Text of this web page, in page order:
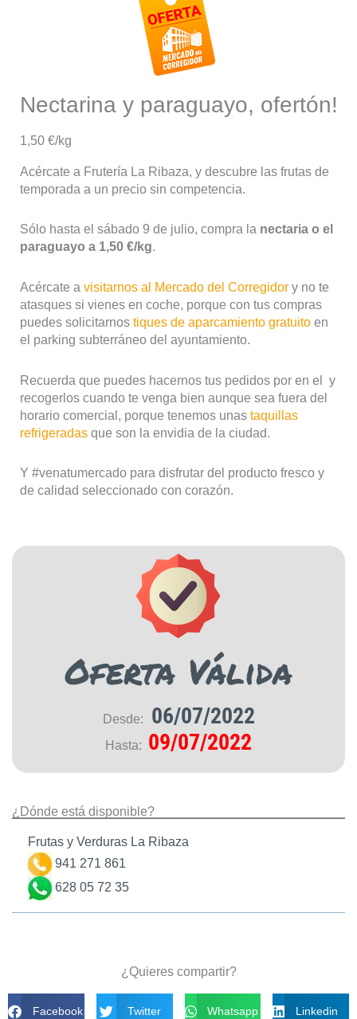
Nectarina y paraguayo, ofertón!
1,50 €/kg
Acércate a Frutería La Ribaza, y descubre las frutas de
temporada a un precio sin competencia.
Sólo hasta el sábado 9 de julio, compra la nectaria o el
paraguayo a 1,50 €/kg.
Acércate a visitarnos al Mercado del Corregidor y no te
atasques si vienes en coche, porque con tus compras
puedes solicitarnos tiques de aparcamiento gratuito en
el parking subterráneo del ayuntamiento.
Recuerda que puedes hacernos tus pedidos por en el y
recogerlos cuando te venga bien aunque sea fuera del
horario comercial, porque tenemos unas taquillas
refrigeradas que son la envidia de la ciudad.
Y #venatumercado para disfrutar del producto fresco y
de calidad seleccionado con corazón.
Oferta Válida
Desde: 06/07/2022
Hasta: 09/07/2022
¿Dónde está disponible?
Frutas y Verduras La Ribaza
941 271 861
628 05 72 35
¿Quieres compartir?
Facebook Twitter Whatsapp Linkedin